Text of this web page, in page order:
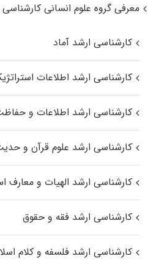
معرفی گروه علوم انسانی
کارشناسی ارشد آماد
کارشناسی ارشد اطلاعات
کارشناسی ارشد اطلاعات و
کارشناسی ارشد علوم قرآن و
کارشناسی ارشد الهیات و
کارشناسی ارشد فقه و حقوق
کارشناسی ارشد فلسفه و کلام